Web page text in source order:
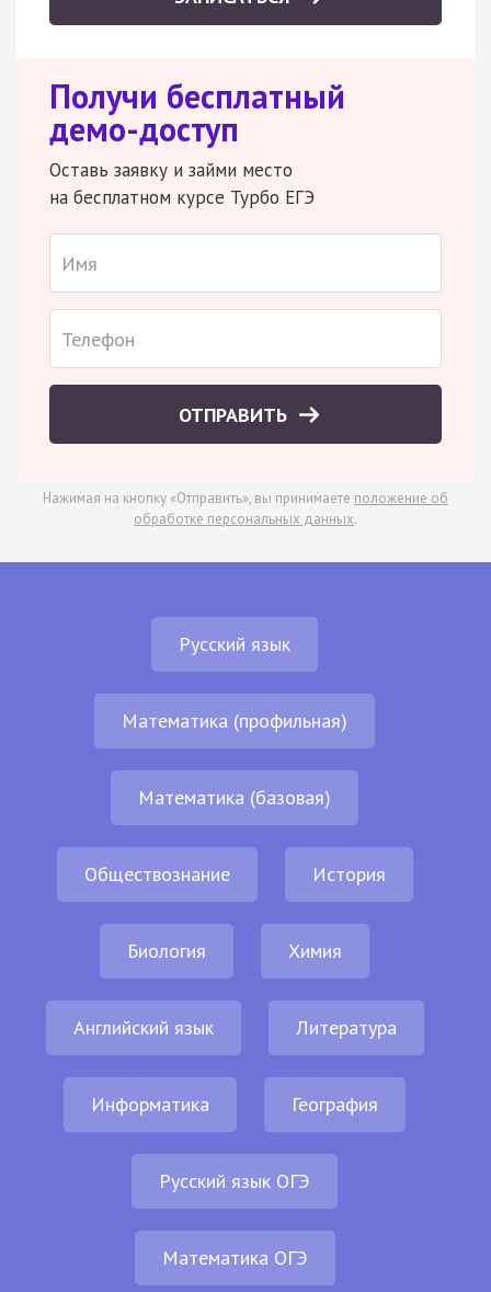
Получи бесплатный
демо-доступ
Оставь заявку и займи место
на бесплатном курсе Турбо ЕГЭ
ОТПРАВИТЬ
Нажимая на кнопку «Отправить», вы принимаете положение об
обработке персональных данных.
Русский язык
Математика (профильная)
Математика (базовая)
Обществознание История
Биология Химия
Английский язык Литература
Информатика География
Русский язык ОГЭ
Математика ОГЭ